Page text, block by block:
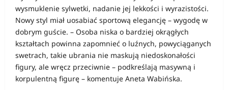
wysmuklenie sylwetki, nadanie jej lekkości i wyrazistości.
Nowy styl miał uosabiać sportową elegancję – wygodę w
dobrym guście. – Osoba niska o bardziej okrągłych
kształtach powinna zapomnieć o luźnych, powyciąganych
swetrach, takie ubrania nie maskują niedoskonałości
figury, ale wręcz przeciwnie – podkreślają masywną i
korpulentną figurę – komentuje Aneta Wabińska.